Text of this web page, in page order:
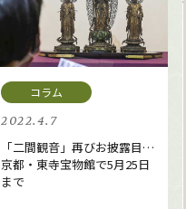
2022.4.7
「二間観音」再びお披露目…
京都・東寺宝物館で5月25日
まで